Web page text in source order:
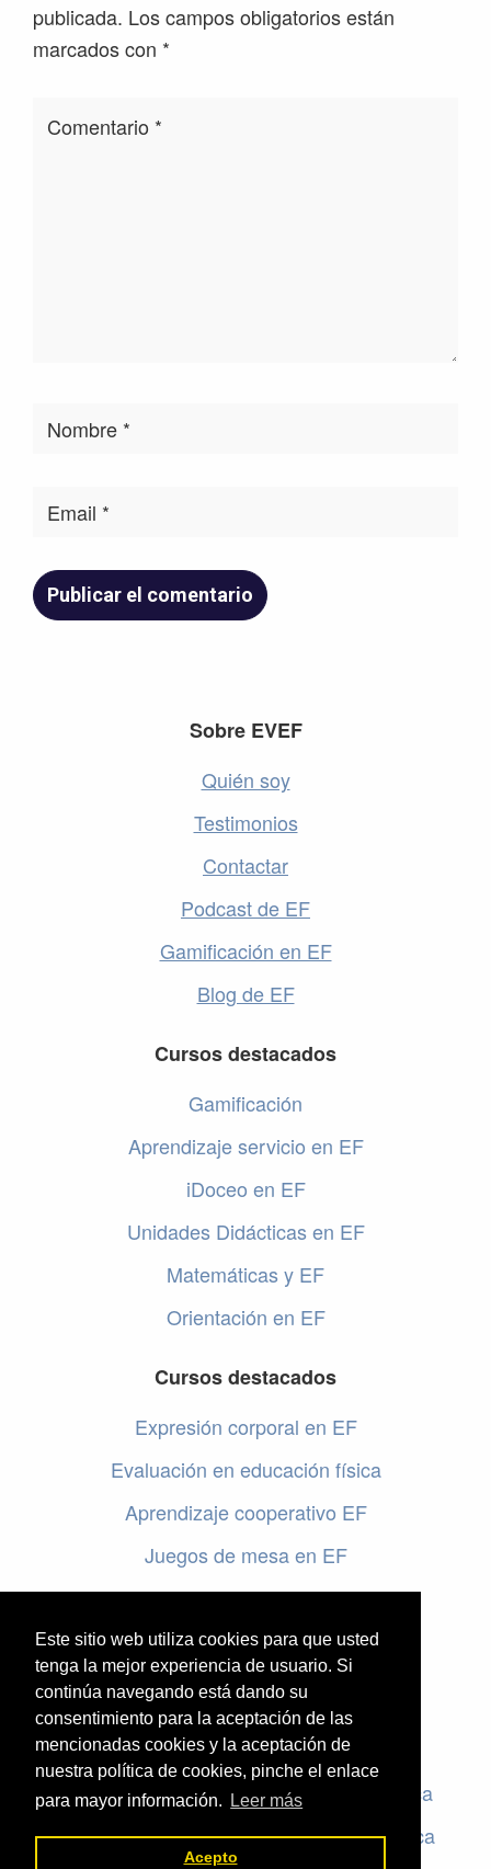
Este sitio web utiliza cookies para que usted
tenga la mejor experiencia de usuario. Si
continúa navegando está dando su
consentimiento para la aceptación de las
mencionadas cookies y la aceptación de
nuestra política de cookies, pinche el enlace
para mayor información.
Leer más
Acepto
publicada. Los campos obligatorios están
marcados con *
Sobre EVEF
Quién soy
Testimonios
Contactar
Podcast de EF
Gamificación en EF
Blog de EF
Cursos destacados
Gamificación
Aprendizaje servicio en EF
iDoceo en EF
Unidades Didácticas en EF
Matemáticas y EF
Orientación en EF
Cursos destacados
Expresión corporal en EF
Evaluación en educación física
Aprendizaje cooperativo EF
Juegos de mesa en EF
Programar en EF
Cursos online de educación física
Artículos destacados
Evaluación en educación física
Criterios de evaluación en educación física
Rúbricas de evaluación en educación física